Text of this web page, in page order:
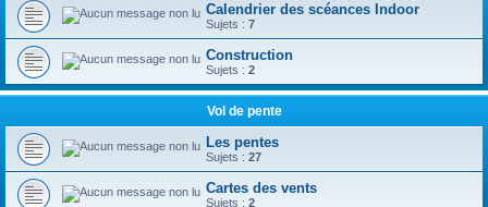
Calendrier des scéances Indoor
Sujets : 7
Construction
Sujets : 2
Vol de pente
Les pentes
Sujets : 27
Cartes des vents
Sujets : 2